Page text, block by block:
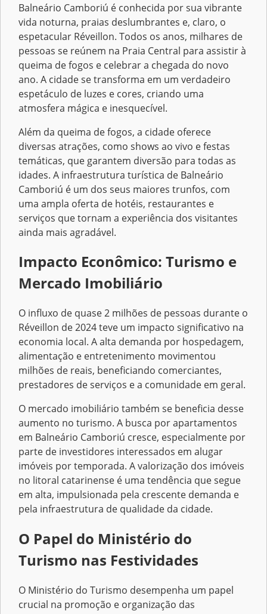
Balneário Camboriú é conhecida por sua vibrante
vida noturna, praias deslumbrantes e, claro, o
espetacular Réveillon. Todos os anos, milhares de
pessoas se reúnem na Praia Central para assistir à
queima de fogos e celebrar a chegada do novo
ano. A cidade se transforma em um verdadeiro
espetáculo de luzes e cores, criando uma
atmosfera mágica e inesquecível.
Além da queima de fogos, a cidade oferece
diversas atrações, como shows ao vivo e festas
temáticas, que garantem diversão para todas as
idades. A infraestrutura turística de Balneário
Camboriú é um dos seus maiores trunfos, com
uma ampla oferta de hotéis, restaurantes e
serviços que tornam a experiência dos visitantes
ainda mais agradável.
Impacto Econômico: Turismo e
Mercado Imobiliário
O influxo de quase 2 milhões de pessoas durante o
Réveillon de 2024 teve um impacto significativo na
economia local. A alta demanda por hospedagem,
alimentação e entretenimento movimentou
milhões de reais, beneficiando comerciantes,
prestadores de serviços e a comunidade em geral.
O mercado imobiliário também se beneficia desse
aumento no turismo. A busca por apartamentos
em Balneário Camboriú cresce, especialmente por
parte de investidores interessados em alugar
imóveis por temporada. A valorização dos imóveis
no litoral catarinense é uma tendência que segue
em alta, impulsionada pela crescente demanda e
pela infraestrutura de qualidade da cidade.
O Papel do Ministério do
Turismo nas Festividades
O Ministério do Turismo desempenha um papel
crucial na promoção e organização das